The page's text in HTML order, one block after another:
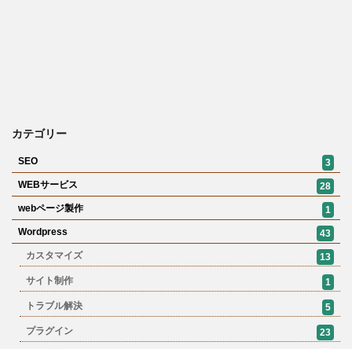
カテゴリー
SEO
3
WEBサービス
28
webページ製作
1
Wordpress
43
カスタマイズ
13
サイト制作 1
トラブル解決 5
プラグイン 23